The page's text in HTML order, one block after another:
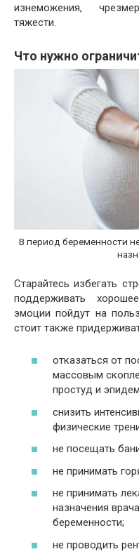
изнеможения,
тяжести.
Что нужно
В период беременности
Старайтесь избегать
поддерживать
эмоции пойдут на
стоит также
отказаться от
массовым
простуд и
снизить
физические
не посещать
не принимать
не принимать
назначения
беременности;
не проводить